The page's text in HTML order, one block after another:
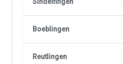
Sindelfingen
Boeblingen
Reutlingen